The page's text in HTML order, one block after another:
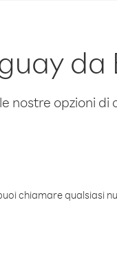
da
nostre opzioni di
chiamare qualsiasi